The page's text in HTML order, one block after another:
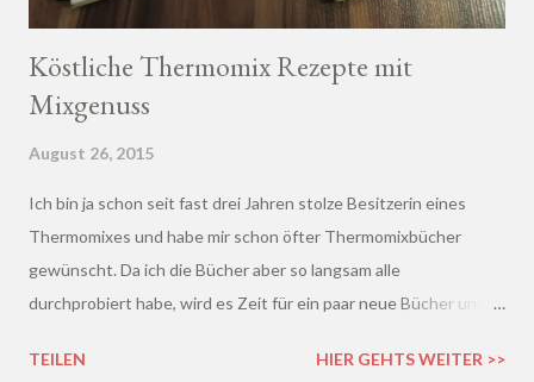
Köstliche Thermomix Rezepte mit
Mixgenuss
August 26, 2015
Ich bin ja schon seit fast drei Jahren stolze Besitzerin eines
Thermomixes und habe mir schon öfter Thermomixbücher
gewünscht. Da ich die Bücher aber so langsam alle
durchprobiert habe, wird es Zeit für ein paar neue Bücher und
verschiedene Thermomixbücher vorstellen - und wer weiß,
TEILEN HIER GEHTS WEITER >>